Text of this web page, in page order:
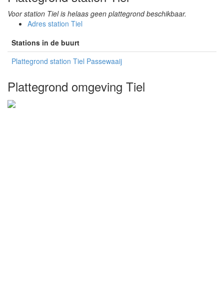
Voor station Tiel is helaas geen plattegrond beschikbaar.
Adres station Tiel
Stations in de buurt
Plattegrond station Tiel Passewaaij
Plattegrond omgeving Tiel